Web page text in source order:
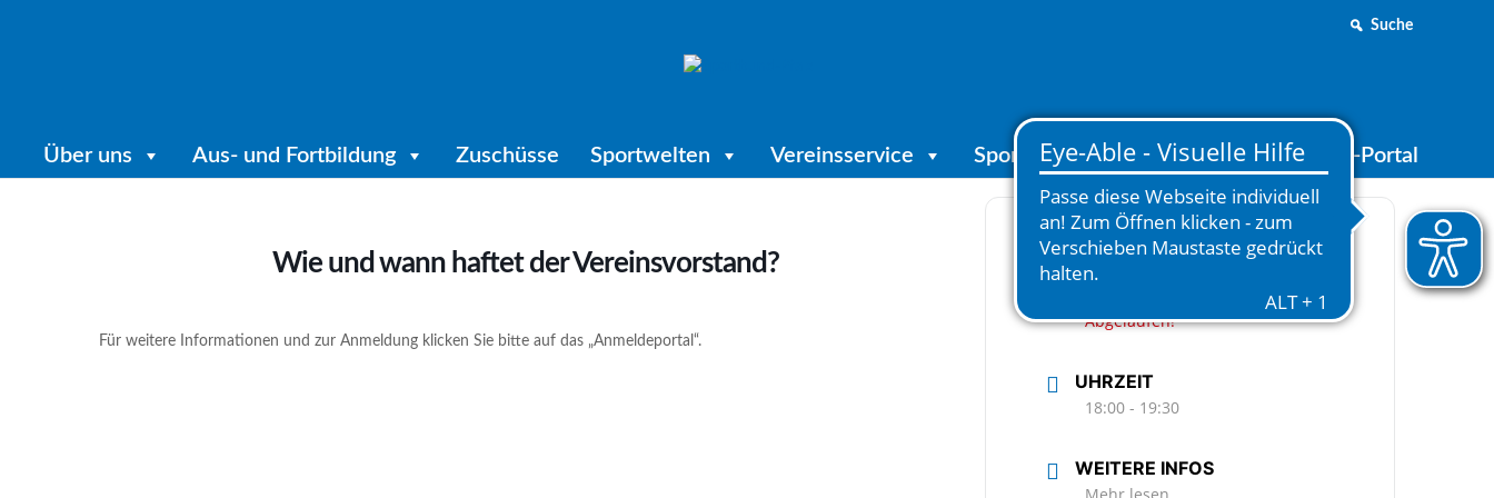
Suche
Über uns Aus- und Fortbildung Zuschüsse Sportwelten Vereinsservice Sportjugend Medien Online-Portal
Wie und wann haftet der Vereinsvorstand?
Für weitere Informationen und zur Anmeldung klicken Sie bitte auf das „Anmeldeportal“.
DATUM
Abgelaufen!
UHRZEIT
18:00 - 19:30
WEITERE INFOS
Mehr lesen